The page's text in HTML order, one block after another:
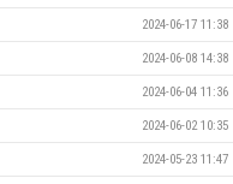
2024-06-17 11:38
2024-06-08 14:38
2024-06-04 11:36
2024-06-02 10:35
2024-05-23 11:47